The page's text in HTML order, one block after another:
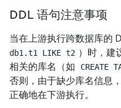
DDL 语句注意事项
当在上游执行跨数据库的
db1.t1 LIKE t2 ）时，建
相关的库名（如
CREATE
否则，由于缺少库名信息
正确地在下游执行。